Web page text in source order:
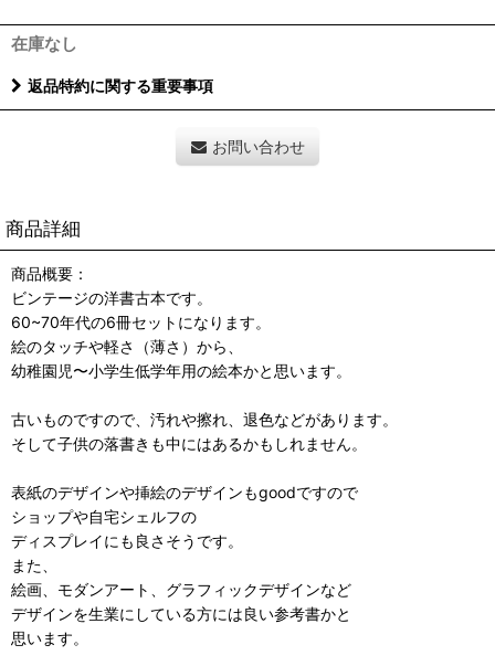
在庫なし
返品特約に関する重要事項
お問い合わせ
商品詳細
商品概要：
ビンテージの洋書古本です。
60~70年代の6冊セットになります。
絵のタッチや軽さ（薄さ）から、
幼稚園児〜小学生低学年用の絵本かと思います。
古いものですので、汚れや擦れ、退色などがあります。
そして子供の落書きも中にはあるかもしれません。
表紙のデザインや挿絵のデザインもgoodですので
ショップや自宅シェルフの
ディスプレイにも良さそうです。
また、
絵画、モダンアート、グラフィックデザインなど
デザインを生業にしている方には良い参考書かと
思います。